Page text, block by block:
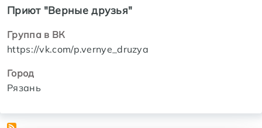
Приют "Верные друзья"
Группа в ВК
https://vk.com/p.vernye_druzya
Город
Рязань